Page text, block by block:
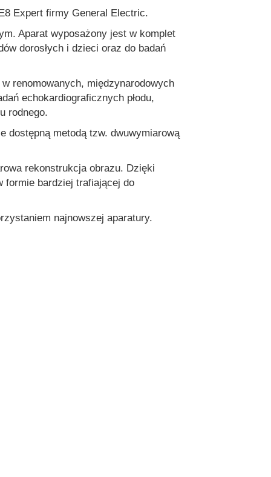
Expert firmy General Electric.
Aparat wyposażony jest w komplet
dorosłych i dzieci oraz do badań
renomowanych, międzynarodowych
echokardiograficznych płodu,
rodnego.
dostępną metodą tzw. dwuwymiarową
rekonstrukcja obrazu. Dzięki
formie bardziej trafiającej do
najnowszej aparatury.